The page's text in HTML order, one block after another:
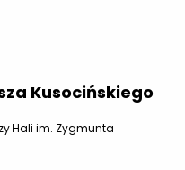
Kusocińskiego
Hali im. Zygmunta